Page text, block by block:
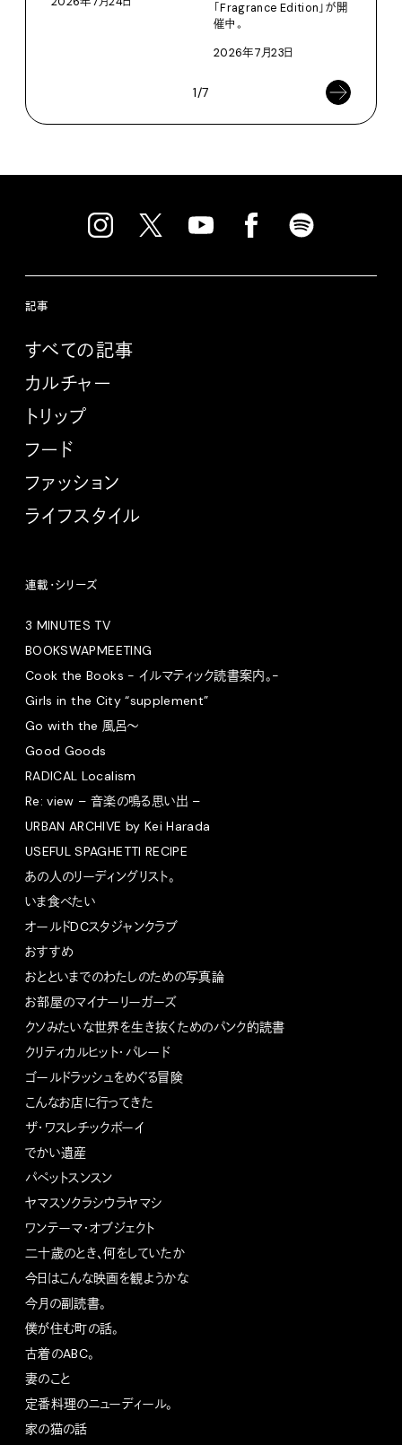
「Fragrance Edition」が開
催中。
2026年7月23日
1/7
記事
すべての記事
カルチャー
トリップ
フード
ファッション
ライフスタイル
連載・シリーズ
3 MINUTES TV
BOOKSWAPMEETING
Cook the Books - イルマティック読書案内。-
Girls in the City “supplement”
Go with the 風呂〜
Good Goods
RADICAL Localism
Re: view – 音楽の鳴る思い出 –
URBAN ARCHIVE by Kei Harada
USEFUL SPAGHETTI RECIPE
あの人のリーディングリスト。
いま食べたい
オールドDCスタジャンクラブ
おすすめ
おとといまでのわたしのための写真論
お部屋のマイナーリーガーズ
クソみたいな世界を生き抜くためのパンク的読書
クリティカルヒット・パレード
ゴールドラッシュをめぐる冒険
こんなお店に行ってきた
ザ・ワスレチックボーイ
でかい遺産
パペットスンスン
ヤマスソクラシウラヤマシ
ワンテーマ・オブジェクト
二十歳のとき、何をしていたか
今日はこんな映画を観ようかな
今月の副読書。
僕が住む町の話。
古着のABC。
妻のこと
定番料理のニューディール。
家の猫の話